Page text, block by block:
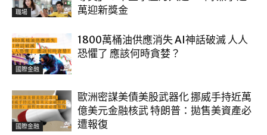
職場
萬迎新獎金
國際金融
1800萬桶油供應消失 AI神話破滅 人人
恐懼了 應該何時貪婪？
國際金融
歐洲密謀美債美股武器化 挪威手持近萬
億美元金融核武 特朗普：拋售美資產必
遭報復